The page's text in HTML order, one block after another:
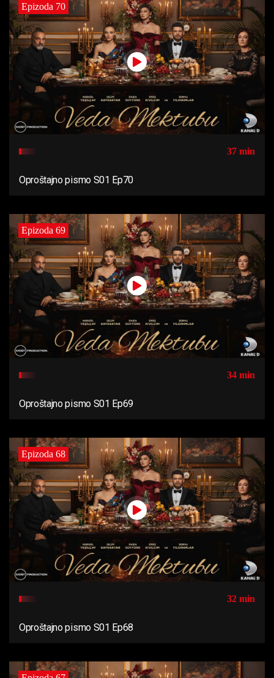
Epizoda 70
37 min
Oproštajno pismo S01 Ep70
Epizoda 69
34 min
Oproštajno pismo S01 Ep69
Epizoda 68
32 min
Oproštajno pismo S01 Ep68